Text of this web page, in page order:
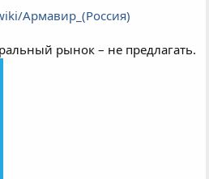
Армавир_(Россия)
рынок – не предлагать.